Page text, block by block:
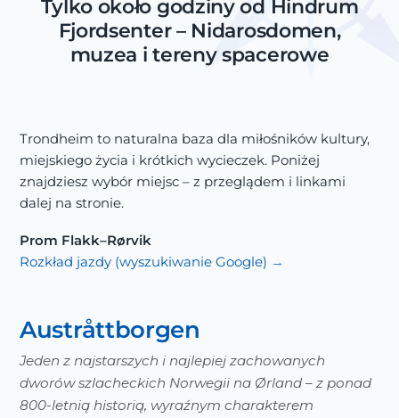
Tylko około godziny od Hindrum
Fjordsenter – Nidarosdomen,
muzea i tereny spacerowe
Trondheim to naturalna baza dla miłośników kultury,
miejskiego życia i krótkich wycieczek. Poniżej
znajdziesz wybór miejsc – z przeglądem i linkami
dalej na stronie.
Prom Flakk–Rørvik
Rozkład jazdy (wyszukiwanie Google)
Austråttborgen
Jeden z najstarszych i najlepiej zachowanych
dworów szlacheckich Norwegii na Ørland – z ponad
800-letnią historią, wyraźnym charakterem